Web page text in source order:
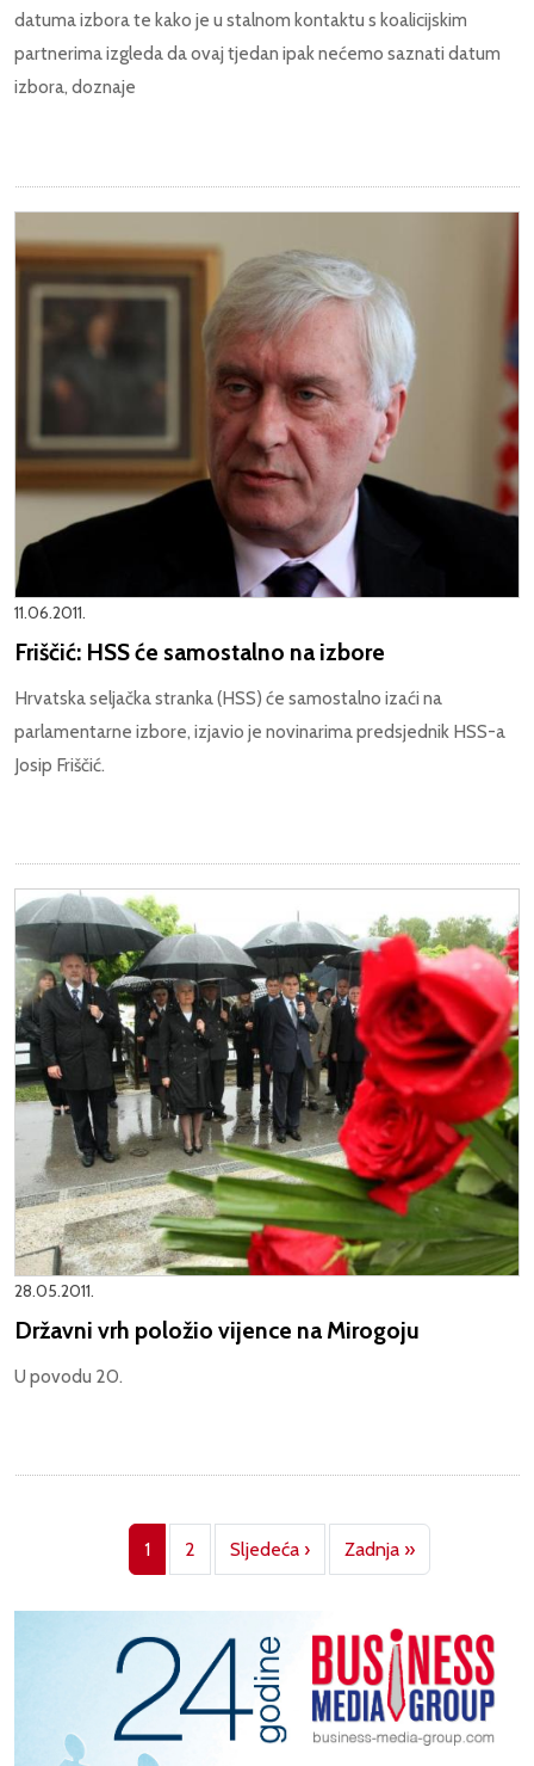
datuma izbora te kako je u stalnom kontaktu s koalicijskim
partnerima izgleda da ovaj tjedan ipak nećemo saznati datum
izbora, doznaje
11.06.2011.
Friščić: HSS će samostalno na izbore
Hrvatska seljačka stranka (HSS) će samostalno izaći na
parlamentarne izbore, izjavio je novinarima predsjednik HSS-a
Josip Friščić.
28.05.2011.
Državni vrh položio vijence na Mirogoju
U povodu 20.
1 2 Sljedeća ›Next page
Zadnja »Last page